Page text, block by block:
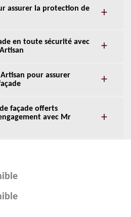
assurer la protection de
en toute sécurité avec
Artisan pour assurer
façade offerts
avec Mr